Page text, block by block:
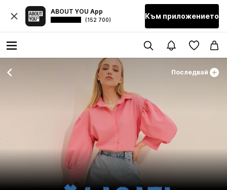
ABOUT YOU App
(152 700) Към приложението
Последвай